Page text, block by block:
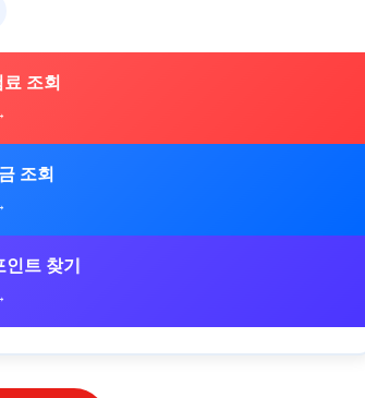
조회
조회
인트 찾기